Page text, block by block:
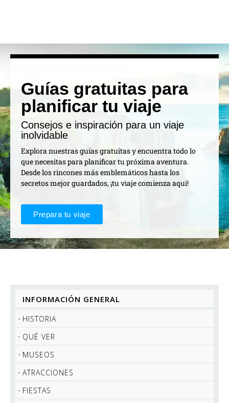
Guías gratuitas para
planificar tu viaje
Consejos e inspiración para un viaje
inolvidable
Explora nuestras guías gratuitas y encuentra todo lo
que necesitas para planificar tu próxima aventura.
Desde los rincones más emblemáticos hasta los
secretos mejor guardados, ¡tu viaje comienza aquí!
Prepara tu viaje
INFORMACIÓN GENERAL
HISTORIA
QUÉ VER
MUSEOS
ATRACCIONES
FIESTAS